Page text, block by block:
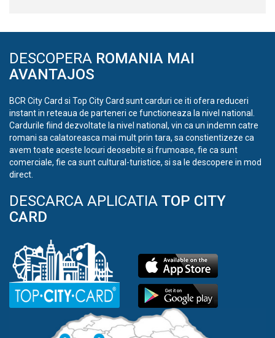
DESCOPERA ROMANIA MAI
AVANTAJOS
BCR City Card si Top City Card sunt carduri ce iti ofera reduceri
instant in reteaua de parteneri ce functioneaza la nivel national.
Cardurile fiind dezvoltate la nivel national, vin ca un indemn catre
romani sa calatoreasca mai mult prin tara, sa constientizeze ca
avem toate aceste locuri deosebite si frumoase, fie ca sunt
comerciale, fie ca sunt cultural-turistice, si sa le descopere in mod
direct.
DESCARCA APLICATIA TOP CITY
CARD